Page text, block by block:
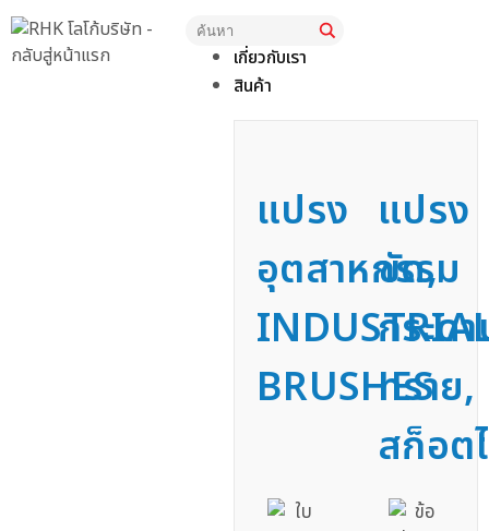
เกี่ยวกับเรา
สินค้า
แปรง
อุตสาหกรรม
BRUSHES
แปรง
ขัด,
กระด
ทราย,
สก็อต